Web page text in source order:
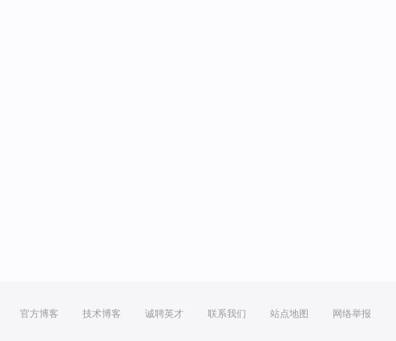
官方博客 技术博客 诚聘英才 联系我们 站点地图 网络举报